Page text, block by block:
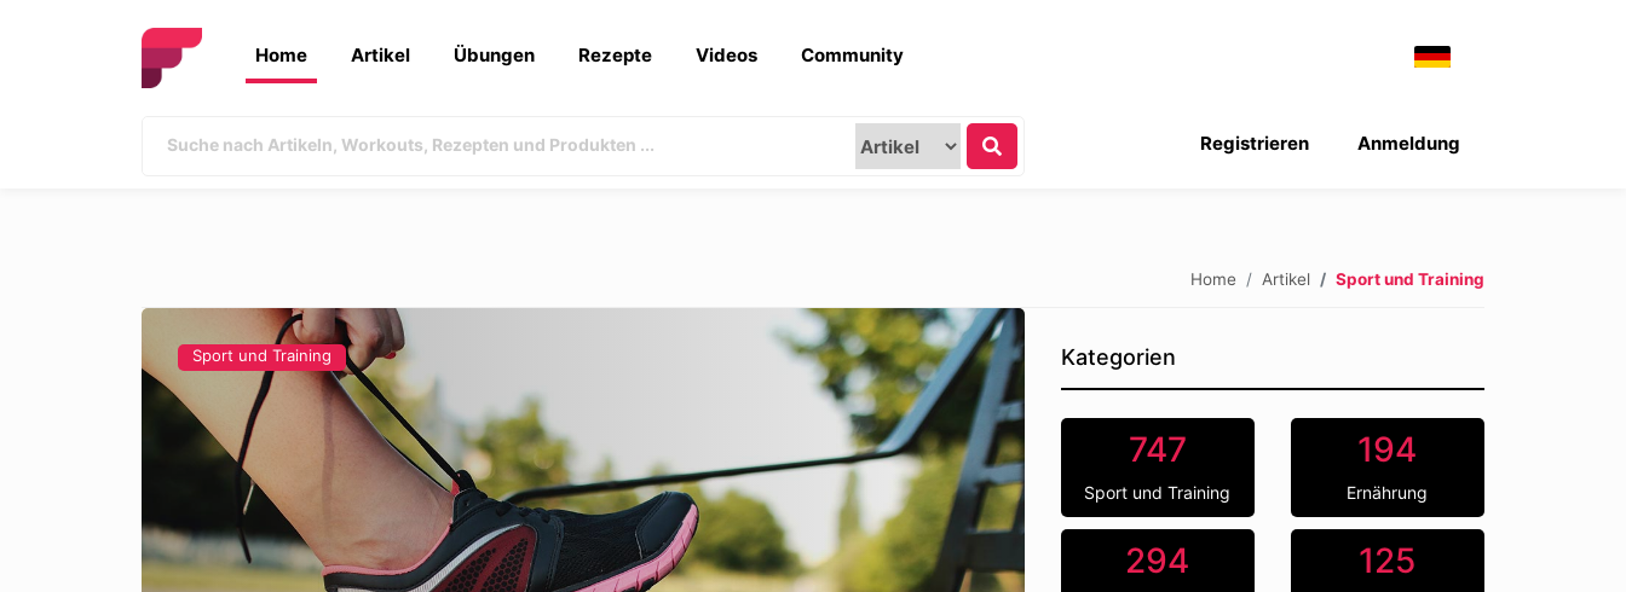
Home Artikel Übungen Rezepte Videos Community
Anmeldung
Registrieren
Home Artikel Sport und Training
Sport und Training Kategorien
747
Sport und Training
194
Ernährung
294 125